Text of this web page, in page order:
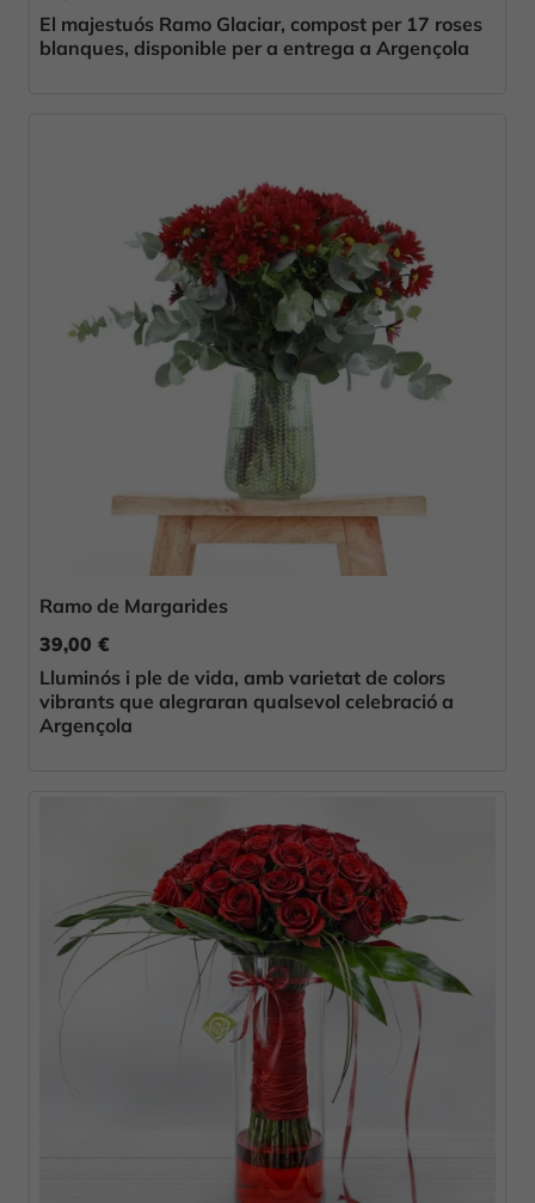
El majestuós Ramo Glaciar, compost per 17 roses
blanques, disponible per a entrega a Argençola
Ramo de Margarides
39,00 €
Lluminós i ple de vida, amb varietat de colors
vibrants que alegraran qualsevol celebració a
Argençola